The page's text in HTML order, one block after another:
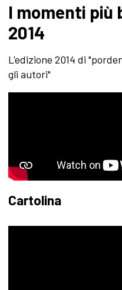
I momenti più
2014
L'edizione 2014 di
gli autori"
Cartolina